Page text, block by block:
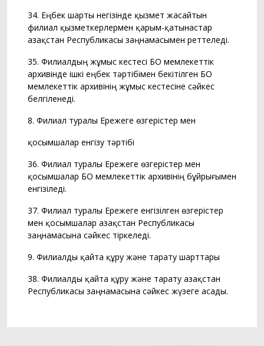
34. Еңбек шарты негізінде қызмет жасайтын
филиал қызметкерлермен қарым-қатынастар
Қазақстан Республикасы заңнамасымен реттеледі.
35. Филиалдың жұмыс кестесі БҚО мемлекеттік
архивінде ішкі еңбек тәртібімен бекітілген БҚО
мемлекеттік архивінің жұмыс кестесіне сәйкес
белгіленеді.
8. Филиал туралы Ережеге өзгерістер мен
қосымшалар енгізу тәртібі
36. Филиал туралы Ережеге өзгерістер мен
қосымшалар БҚО мемлекеттік архивінің бұйрығымен
енгізіледі.
37. Филиал туралы Ережеге енгізілген өзгерістер
мен қосымшалар Қазақстан Республикасы
заңнамасына сәйкес тіркеледі.
9. Филиалды қайта құру және тарату шарттары
38. Филиалды қайта құру және тарату Қазақстан
Республикасы заңнамасына сәйкес жүзеге асады.